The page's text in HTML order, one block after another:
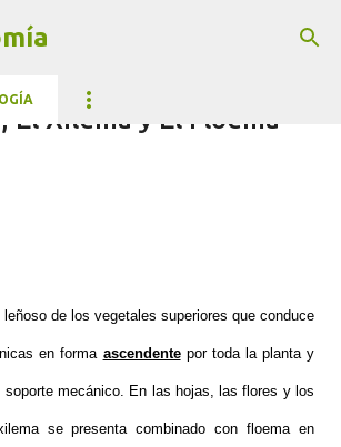
al contenido principal
El Xilema y El Floema
de los vegetales superiores que conduce
en forma ascendentepor toda la planta y
soporte mecánico. En las hojas, las flores y los
se presenta combinado con floema en